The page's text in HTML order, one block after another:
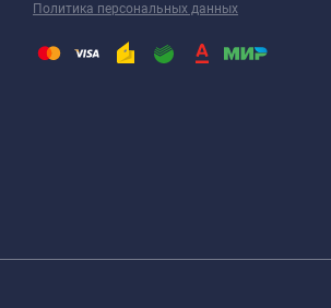
Политика персональных данных